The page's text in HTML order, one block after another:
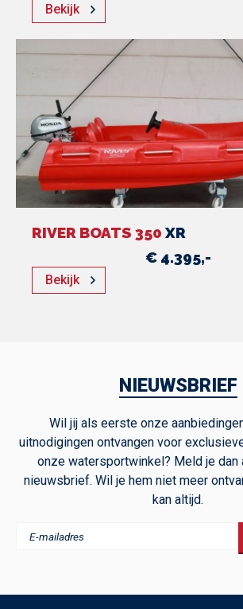
Bekijk
RIVER BOATS 350 XR
€ 4.395,-
Bekijk
NIEUWSBRIEF
Wil jij als eerste onze
uitnodigingen ontvangen voor
onze watersportwinkel? Meld je dan
nieuwsbrief. Wil je hem niet meer
kan altijd.